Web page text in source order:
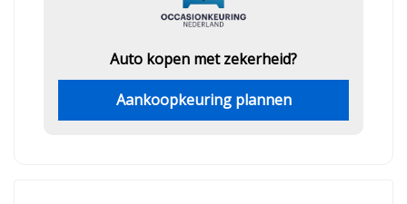
Auto kopen met zekerheid?
Aankoopkeuring plannen